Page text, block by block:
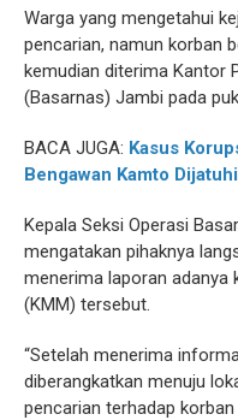
Warga yang mengetahui
pencarian, namun korban
kemudian diterima Kantor
(Basarnas) Jambi pada
BACA JUGA: Kasus
Bengawan Kamto
Kepala Seksi Operasi
mengatakan pihaknya
menerima laporan adanya
(KMM) tersebut.
“Setelah menerima
diberangkatkan menuju
pencarian terhadap